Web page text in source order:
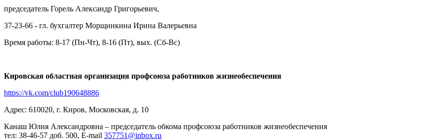
председатель Горель Александр Григорьевич,
37-23-66 - гл. бухгалтер Морщинкина Ирина Валерьевна
Время работы: 8-17 (Пн-Чт), 8-16 (Пт), вых. (Сб-Вс)
Кировская областная организация профсоюза работников жизнеобеспечения
https://vk.com/club190648886
Адрес: 610020, г. Киров, Московская, д. 10
Канаш Юлия Александровна – председатель обкома профсоюза работников жизнеобеспечения
тел: 38-46-57 доб. 500, E-mail 357751@inbox.ru